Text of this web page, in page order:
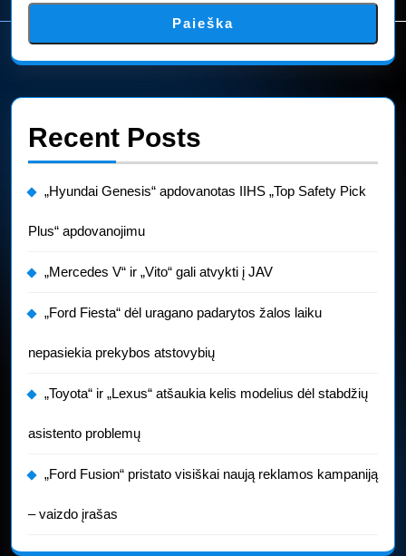
Paieška
Recent Posts
„Hyundai Genesis“ apdovanotas IIHS „Top Safety Pick
Plus“ apdovanojimu
„Mercedes V“ ir „Vito“ gali atvykti į JAV
„Ford Fiesta“ dėl uragano padarytos žalos laiku
nepasiekia prekybos atstovybių
„Toyota“ ir „Lexus“ atšaukia kelis modelius dėl stabdžių
asistento problemų
„Ford Fusion“ pristato visiškai naują reklamos kampaniją
– vaizdo įrašas